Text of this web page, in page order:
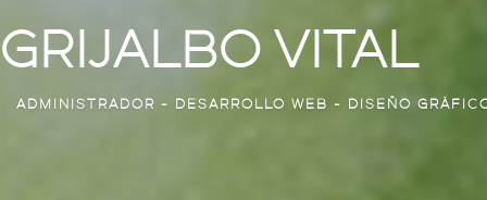
GRIJALBO VITAL
ADMINISTRADOR - DESARROLLO WEB - DISEÑO